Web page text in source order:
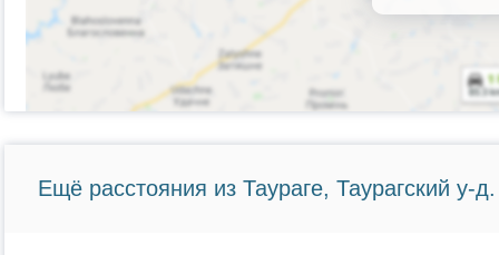
Ещё расстояния из Таураге, Таурагский у-д.